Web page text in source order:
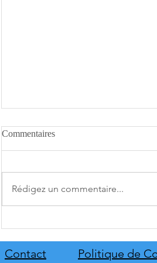
du direct de THQ Nordic
Commentaires
Rédigez un commentaire...
Contact Politique de